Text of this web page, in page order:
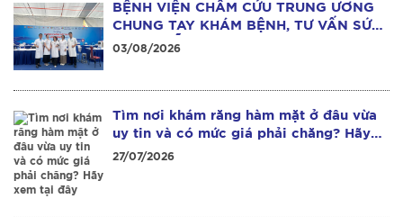
BỆNH VIỆN CHÂM CỨU TRUNG ƯƠNG
CHUNG TAY KHÁM BỆNH, TƯ VẤN SỨC
KHỎE MIỄN PHÍ CHO HƠN 1.000 NGƯỜI
03/08/2026
Tìm nơi khám răng hàm mặt ở đâu vừa
uy tin và có mức giá phải chăng? Hãy
xem tại đây
27/07/2026